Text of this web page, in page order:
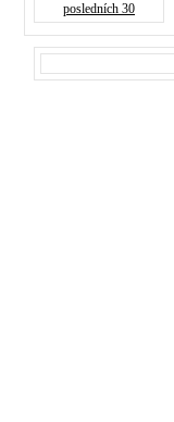
posledních 30